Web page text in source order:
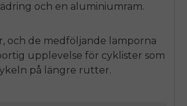
och en aluminiumram.
och de medföljande lamporna
upplevelse för cyklister som
på längre rutter.